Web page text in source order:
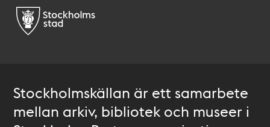
Stockholmskällan är ett samarbete
mellan arkiv, bibliotek och museer i